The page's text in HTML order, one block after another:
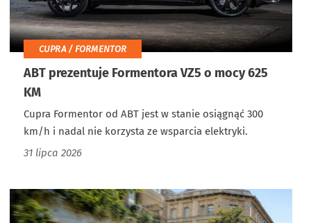
CUPRA / FORMENTOR
ABT prezentuje Formentora VZ5 o mocy 625
KM
Cupra Formentor od ABT jest w stanie osiągnąć 300
km/h i nadal nie korzysta ze wsparcia elektryki.
31 lipca 2026